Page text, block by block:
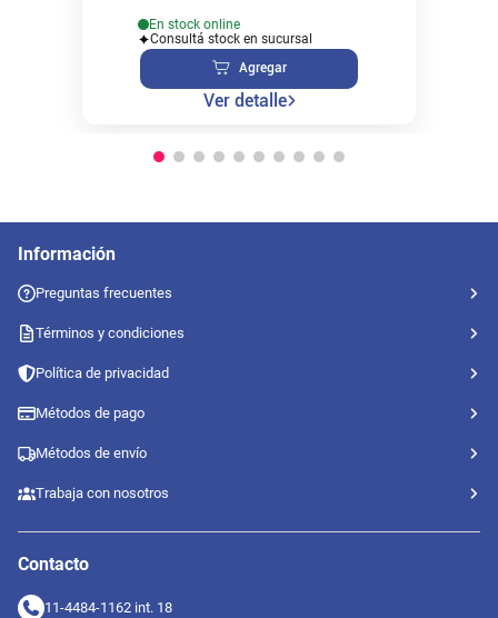
En stock online
Consultá stock en sucursal
Agregar
Ver detalle
Información
Preguntas frecuentes
Términos y condiciones
Política de privacidad
Métodos de pago
Métodos de envío
Trabaja con nosotros
Contacto
11-4484-1162 int. 18